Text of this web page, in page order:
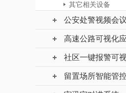
其它相关设备
公安处警视频会
高速公路可视化
社区一键报警可
留置场所智能管